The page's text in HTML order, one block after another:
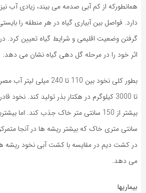
همانطورکه از کم آبی صدمه می بیند، زیادی آب نیز
دارد. فواصل بین آبیاری گیاه در هر منطقه را
گرفتن وضعیت اقلیمی و شرایط گیاه تعیین کرد.
اثر خود را در مرحله گل دهی گیاه نشان می دهد.
تا 3000 کیلوگرم در هکتار بذر تولید کند. نخود
سانتی متری خاک که بیشتر ریشه ها در آنجا
در کشت دیم در مقایسه با کشت آبی نخود ریشه
می دهد.
بیماریها